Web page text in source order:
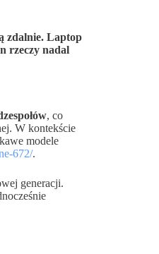
zdalnie. Laptop
rzeczy nadal
, co
W kontekście
modele
672/.
generacji.